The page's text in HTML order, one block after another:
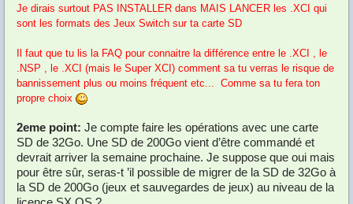
Je dirais surtout PAS INSTALLER dans MAIS LANCER les .XCI qui
sont les formats des Jeux Switch sur ta carte SD
Il faut que tu lis la FAQ pour connaitre la différence entre le .XCI , le
.NSP , le .XCI (mais le Super XCI) comment sa tu verras le risque de
bannissement plus ou moins fréquent etc... Comme sa tu fera ton
propre choix
2eme point: Je compte faire les opérations avec une carte
SD de 32Go. Une SD de 200Go vient d’être commandé et
devrait arriver la semaine prochaine. Je suppose que oui mais
pour être sûr, seras-t ’il possible de migrer de la SD de 32Go à
la SD de 200Go (jeux et sauvegardes de jeux) au niveau de la